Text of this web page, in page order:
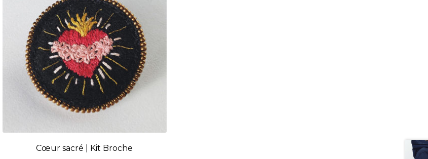
Cœur sacré | Kit Broche